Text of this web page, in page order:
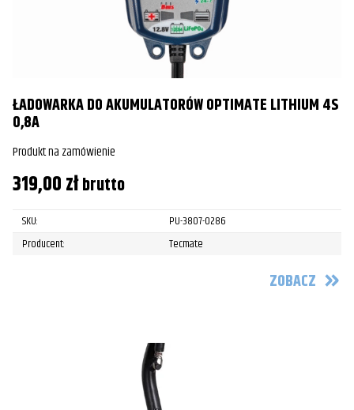
ŁADOWARKA DO AKUMULATORÓW OPTIMATE LITHIUM 4S
0,8A
Produkt na zamówienie
319,00złbrutto
SKU:
PU-3807-0286
Producent:
Tecmate
ZOBACZ